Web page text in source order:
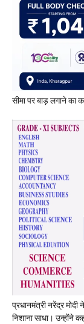
​सीमा पर बाड़ लगाने का
प्रधानमंत्री नरेंद्र मोदी
निशाना साधा। उन्होंने